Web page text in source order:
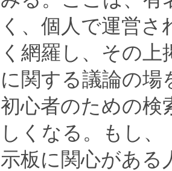
く、個人で運営
く網羅し、その
に関する議論の
初心者のための検
しくなる。もし、
示板に関心がある